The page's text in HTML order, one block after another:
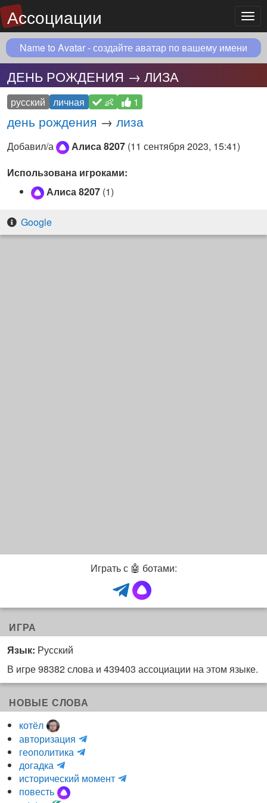
Ассоциации
Name to Avatar - создайте аватар по вашему имени
ДЕНЬ РОЖДЕНИЯ → ЛИЗА
русский личная 👶 1
день рождения → лиза
Добавил/а Алиса 8207 (11 сентября 2023, 15:41)
Использована игроками:
Алиса 8207 (1)
Google
Играть с 🤖 ботами:
ИГРА
Язык: Русский
В игре 98382 слова и 439403 ассоциации на этом языке.
НОВЫЕ СЛОВА
котёл
авторизация
и
о
геополитика
H
d
догадка
m
a
r
исторический момент
и
повесть